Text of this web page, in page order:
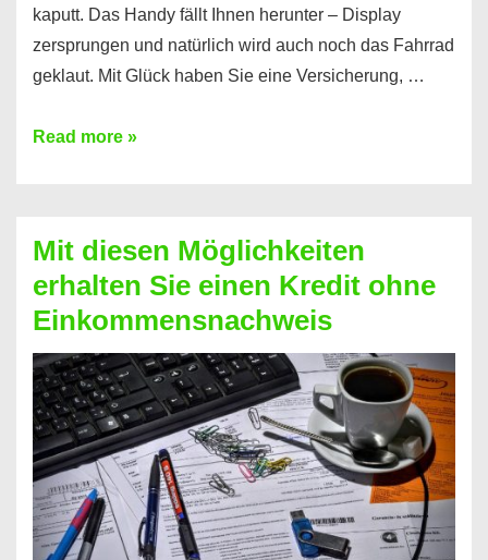
kaputt. Das Handy fällt Ihnen herunter – Display
zersprungen und natürlich wird auch noch das Fahrrad
geklaut. Mit Glück haben Sie eine Versicherung, …
Ferratum
für
schnelle
Durchstarter
Read more »
Mit diesen Möglichkeiten
erhalten Sie einen Kredit ohne
Einkommensnachweis